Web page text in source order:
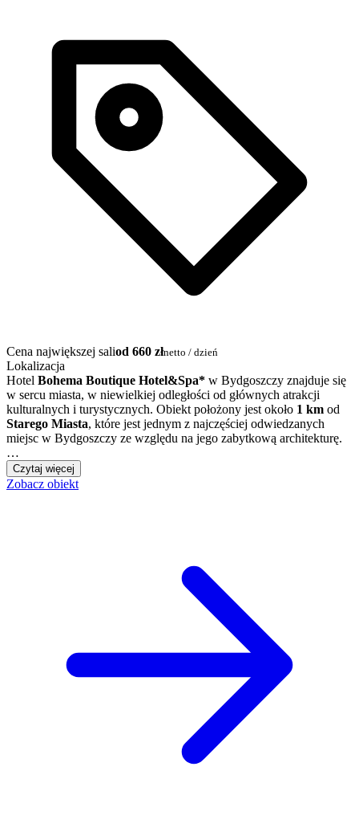
Cena największej saliod 660 złnetto / dzień
Lokalizacja
Hotel Bohema Boutique Hotel&Spa* w Bydgoszczy znajduje się
w sercu miasta, w niewielkiej odległości od głównych atrakcji
kulturalnych i turystycznych. Obiekt położony jest około 1 km od
Starego Miasta, które jest jednym z najczęściej odwiedzanych
miejsc w Bydgoszczy ze względu na jego zabytkową architekturę.
…
Czytaj więcej
Zobacz obiekt